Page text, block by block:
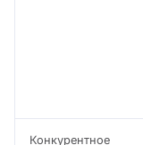
Конкурентное